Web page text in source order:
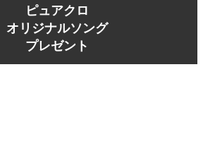
ピュアクロ
オリジナルソング
プレゼント